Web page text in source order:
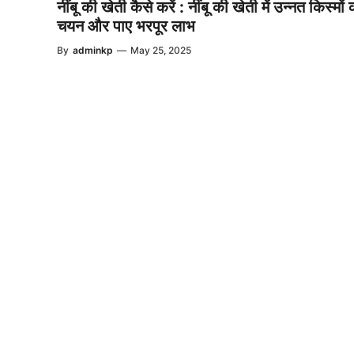
नींबू की खेती कैसे करें : नींबू की खेती में उन्नत किस्मों
चयन और पाए भरपूर लाभ
By adminkp — May 25, 2025